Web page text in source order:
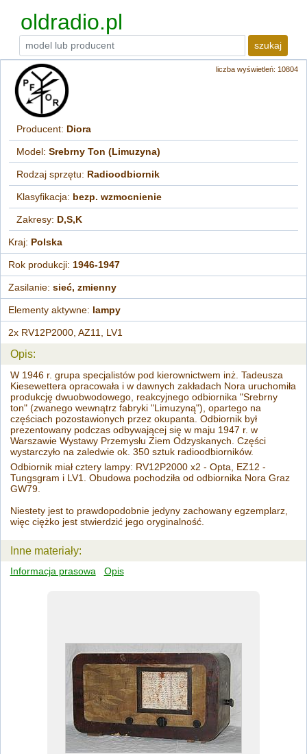
oldradio.pl
szukaj
liczba wyświetleń: 10804
Producent: Diora
Model:Srebrny Ton (Limuzyna)
Rodzaj sprzętu: Radioodbiornik
Klasyfikacja: bezp. wzmocnienie
Zakresy: D,S,K
Kraj: Polska
Rok produkcji:1946-1947
Zasilanie:sieć, zmienny
Elementy aktywne: lampy
2x RV12P2000, AZ11, LV1
Opis:
W 1946 r. grupa specjalistów pod kierownictwem inż. Tadeusza
Kiesewettera opracowała i w dawnych zakładach Nora uruchomiła
produkcję dwuobwodowego, reakcyjnego odbiornika "Srebrny
ton" (zwanego wewnątrz fabryki "Limuzyną"), opartego na
częściach pozostawionych przez okupanta. Odbiornik był
prezentowany podczas odbywającej się w maju 1947 r. w
Warszawie Wystawy Przemysłu Ziem Odzyskanych. Części
wystarczyło na zaledwie ok. 350 sztuk radioodbiorników.
Odbiornik miał cztery lampy: RV12P2000 x2 - Opta, EZ12 -
Tungsgram i LV1. Obudowa pochodziła od odbiornika Nora Graz
GW79.
Niestety jest to prawdopodobnie jedyny zachowany egzemplarz,
więc ciężko jest stwierdzić jego oryginalność.
Inne materiały:
Informacja prasowa Opis